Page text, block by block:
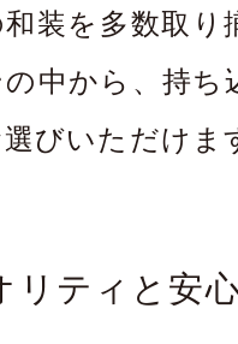
装を多数取り
中から、持
びいただけま
リティと安